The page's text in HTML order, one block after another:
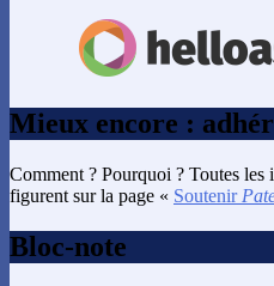
Mieux encore :
Comment ? Pourquoi ? Toutes les
figurent sur la page « Soutenir
Bloc-note